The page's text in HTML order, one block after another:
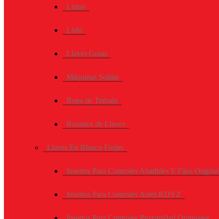
Limas
Lishi
Llaves Guias
Máquinas Soldar
Ropa de Trabajo
Rosarios de Llaves
Llaves En Blanco Forjas
Insertos Para Controles Abatibles Y Fijos
Insertos Para Controles Autel KDYZ